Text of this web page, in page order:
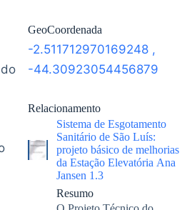
GeoCoordenada
-2.511712970169248 ,
-44.30923054456879
Relacionamento
Sistema de Esgotamento
Sanitário de São Luís:
projeto básico de melhorias
da Estação Elevatória Ana
Jansen 1.3
Resumo